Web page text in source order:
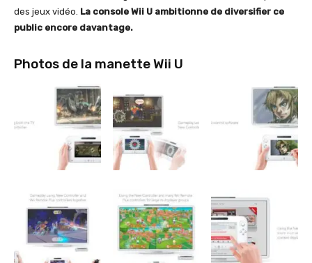
des jeux vidéo. La console Wii U ambitionne de diversifier ce
public encore davantage.
Photos de la manette Wii U